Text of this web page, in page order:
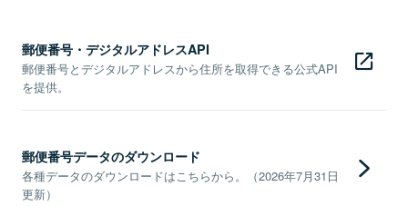
郵便番号・デジタルアドレスAPI
郵便番号とデジタルアドレスから住所を取得できる公式API
を提供。
郵便番号データのダウンロード
各種データのダウンロードはこちらから。（2026年7月31日
更新）